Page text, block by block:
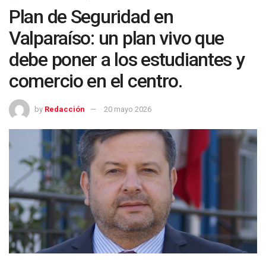
Plan de Seguridad en
Valparaíso: un plan vivo que
debe poner a los estudiantes y
comercio en el centro.
by Redacción 20 mayo 2026